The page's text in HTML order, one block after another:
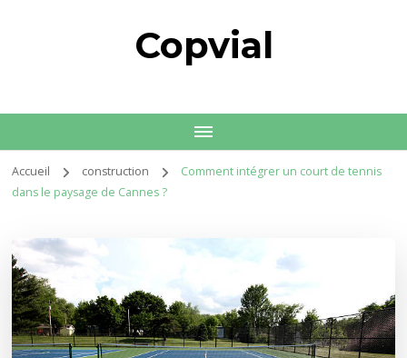
Copvial
Accueil construction
Comment intégrer un court de tennis
dans le paysage de Cannes ?